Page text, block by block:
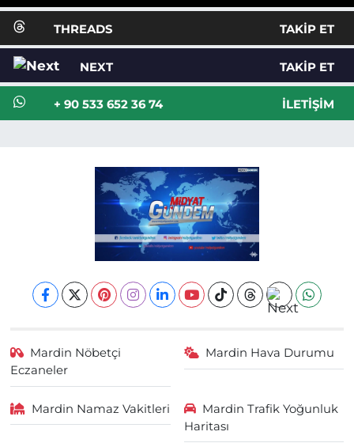
THREADS TAKIP ET
NEXT TAKIP ET
+ 90 533 652 36 74 İLETIŞIM
Mardin Nöbetçi
Eczaneler
Mardin Hava Durumu
Mardin Namaz Vakitleri
Mardin Trafik Yoğunluk
Haritası